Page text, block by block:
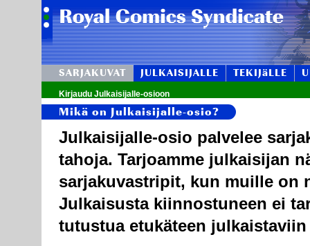
SARJAKUVAT JULKAISIJALLE TEKIJäLLE
Kirjaudu Julkaisijalle-osioon
Mikä on Julkaisijalle-osio?
Julkaisijalle-osio palvelee
tahoja. Tarjoamme julkaisijan
sarjakuvastripit, kun muille on
Julkaisusta kiinnostuneen ei
tutustua etukäteen